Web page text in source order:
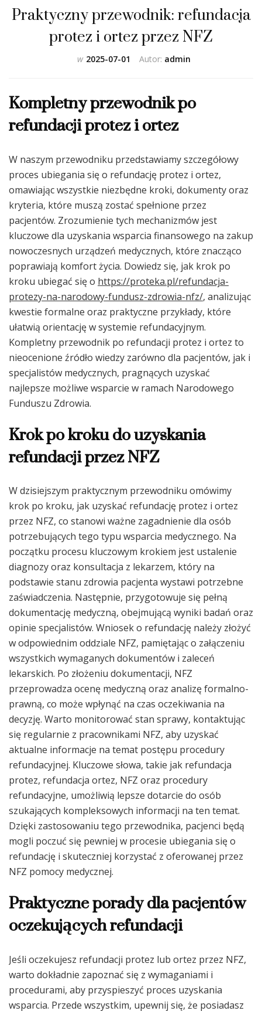
Praktyczny przewodnik: refundacja
protez i ortez przez NFZ
Autor: admin
w 2025-07-01
Kompletny przewodnik po
refundacji protez i ortez
W naszym przewodniku przedstawiamy szczegółowy
proces ubiegania się o refundację protez i ortez,
omawiając wszystkie niezbędne kroki, dokumenty oraz
kryteria, które muszą zostać spełnione przez
pacjentów. Zrozumienie tych mechanizmów jest
kluczowe dla uzyskania wsparcia finansowego na zakup
nowoczesnych urządzeń medycznych, które znacząco
poprawiają komfort życia. Dowiedz się, jak krok po
kroku ubiegać się o https://proteka.pl/refundacja-
protezy-na-narodowy-fundusz-zdrowia-nfz/, analizując
kwestie formalne oraz praktyczne przykłady, które
ułatwią orientację w systemie refundacyjnym.
Kompletny przewodnik po refundacji protez i ortez to
nieocenione źródło wiedzy zarówno dla pacjentów, jak i
specjalistów medycznych, pragnących uzyskać
najlepsze możliwe wsparcie w ramach Narodowego
Funduszu Zdrowia.
Krok po kroku do uzyskania
refundacji przez NFZ
W dzisiejszym praktycznym przewodniku omówimy
krok po kroku, jak uzyskać refundację protez i ortez
przez NFZ, co stanowi ważne zagadnienie dla osób
potrzebujących tego typu wsparcia medycznego. Na
początku procesu kluczowym krokiem jest ustalenie
diagnozy oraz konsultacja z lekarzem, który na
podstawie stanu zdrowia pacjenta wystawi potrzebne
zaświadczenia. Następnie, przygotowuje się pełną
dokumentację medyczną, obejmującą wyniki badań oraz
opinie specjalistów. Wniosek o refundację należy złożyć
w odpowiednim oddziale NFZ, pamiętając o załączeniu
wszystkich wymaganych dokumentów i zaleceń
lekarskich. Po złożeniu dokumentacji, NFZ
przeprowadza ocenę medyczną oraz analizę formalno-
prawną, co może wpłynąć na czas oczekiwania na
decyzję. Warto monitorować stan sprawy, kontaktując
się regularnie z pracownikami NFZ, aby uzyskać
aktualne informacje na temat postępu procedury
refundacyjnej. Kluczowe słowa, takie jak refundacja
protez, refundacja ortez, NFZ oraz procedury
refundacyjne, umożliwią lepsze dotarcie do osób
szukających kompleksowych informacji na ten temat.
Dzięki zastosowaniu tego przewodnika, pacjenci będą
mogli poczuć się pewniej w procesie ubiegania się o
refundację i skuteczniej korzystać z oferowanej przez
NFZ pomocy medycznej.
Praktyczne porady dla pacjentów
oczekujących refundacji
Jeśli oczekujesz refundacji protez lub ortez przez NFZ,
warto dokładnie zapoznać się z wymaganiami i
procedurami, aby przyspieszyć proces uzyskania
wsparcia. Przede wszystkim, upewnij się, że posiadasz